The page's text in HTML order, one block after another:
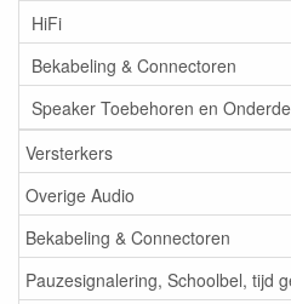
HiFi
Bekabeling & Connectoren
Speaker Toebehoren en
Versterkers
Overige Audio
Bekabeling & Connectoren
Pauzesignalering, Schoolbel, tijd